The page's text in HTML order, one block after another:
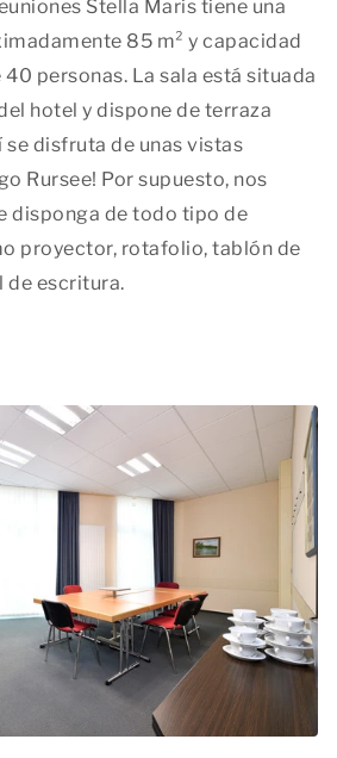
Stella Maris tiene una
85 m² y capacidad
personas. La sala está situada
hotel y dispone de terraza
se disfruta de unas vistas
Rursee! Por supuesto, nos
disponga de todo tipo de
proyector, rotafolio, tablón de
de escritura.